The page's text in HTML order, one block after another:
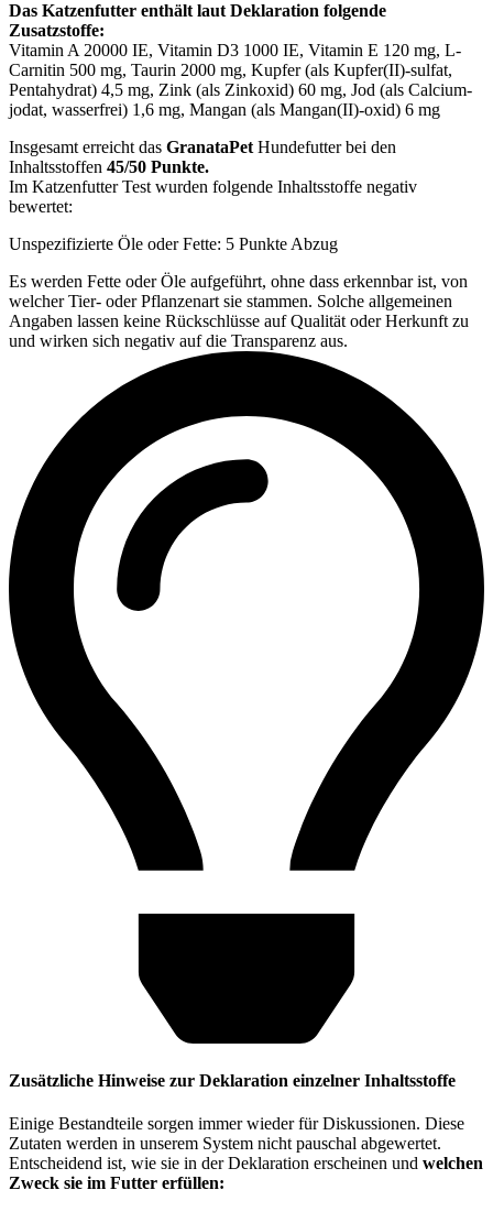
Das Katzenfutter enthält laut Deklaration folgende
Zusatzstoffe:
Vitamin A 20000 IE, Vitamin D3 1000 IE, Vitamin E 120 mg, L-
Carnitin 500 mg, Taurin 2000 mg, Kupfer (als Kupfer(II)-sulfat,
Pentahydrat) 4,5 mg, Zink (als Zinkoxid) 60 mg, Jod (als Calcium­
jodat, wasserfrei) 1,6 mg, Mangan (als Mangan(II)-oxid) 6 mg
Insgesamt erreicht das GranataPet Hundefutter bei den
Inhaltsstoffen 45/50 Punkte.
Im Katzenfutter Test wurden folgende Inhaltsstoffe negativ
bewertet:
Unspezifizierte Öle oder Fette: 5 Punkte Abzug
Es werden Fette oder Öle aufgeführt, ohne dass erkennbar ist, von
welcher Tier- oder Pflanzenart sie stammen. Solche allgemeinen
Angaben lassen keine Rückschlüsse auf Qualität oder Herkunft zu
und wirken sich negativ auf die Transparenz aus.
Zusätzliche Hinweise zur Deklaration einzelner Inhaltsstoffe
Einige Bestandteile sorgen immer wieder für Diskussionen. Diese
Zutaten werden in unserem System nicht pauschal abgewertet.
Entscheidend ist, wie sie in der Deklaration erscheinen und welchen
Zweck sie im Futter erfüllen: